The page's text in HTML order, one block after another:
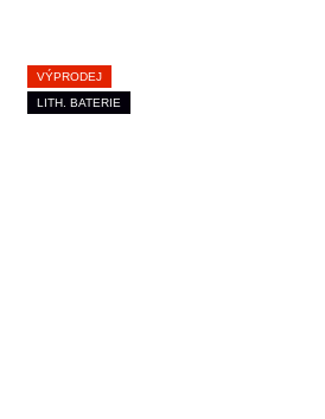
VÝPRODEJ
LITH. BATERIE